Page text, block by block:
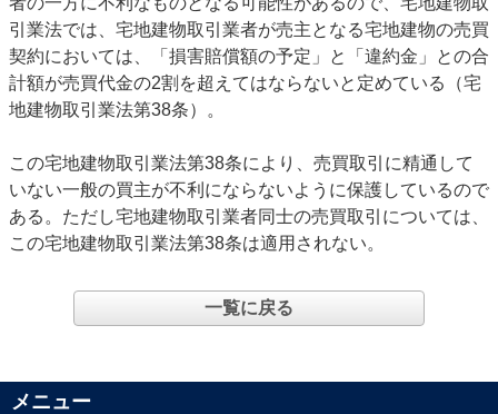
引業法では、宅地建物取引業者が売主となる宅地建物の売買
契約においては、「損害賠償額の予定」と「違約金」との合
計額が売買代金の2割を超えてはならないと定めている（宅
地建物取引業法第38条）。
この宅地建物取引業法第38条により、売買取引に精通して
いない一般の買主が不利にならないように保護しているので
ある。ただし宅地建物取引業者同士の売買取引については、
この宅地建物取引業法第38条は適用されない。
一覧に戻る
メニュー